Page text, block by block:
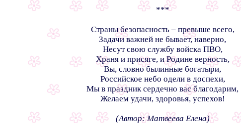
***
Страны безопасность – превыше всего,
Задачи важней не бывает, наверно,
Несут свою службу войска ПВО,
Храня и присяге, и Родине верность,
Вы, словно былинные богатыри,
Российское небо одели в доспехи,
Мы в праздник сердечно вас благодарим,
Желаем удачи, здоровья, успехов!
(Автор: Матвеева Елена)